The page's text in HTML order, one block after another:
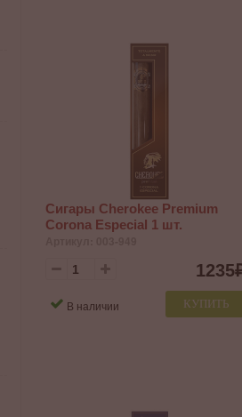
Сигары Cherokee Premium
Corona Especial 1 шт.
1235
КУПИТЬ
В наличии